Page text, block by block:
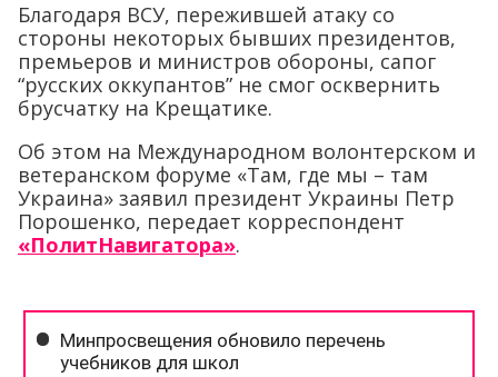
Благодаря ВСУ, пережившей атаку со
стороны некоторых бывших президентов,
премьеров и министров обороны, сапог
“русских оккупантов” не смог осквернить
брусчатку на Крещатике.
Об этом на Международном волонтерском и
ветеранском форуме «Там, где мы – там
Украина» заявил президент Украины Петр
Порошенко, передает корреспондент
«ПолитНавигатора».